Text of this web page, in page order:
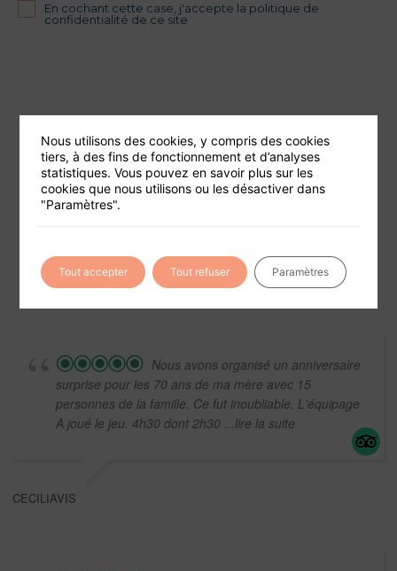
En cochant cette case, j'accepte la politique de
confidentialité de ce site
Foire aux questions
Mentions légales
Nous avons organisé un anniversaire
surprise pour les 70 ans de ma mère avec 15
personnes de la famille. Ce fut inoubliable. L'équipage
A joué le jeu. 4h30 dont 2h30 ...lire la suite
CECILIAVIS
Nous utilisons des cookies, y compris des cookies
tiers, à des fins de fonctionnement et d’analyses
statistiques. Vous pouvez en savoir plus sur les
cookies que nous utilisons ou les désactiver dans
"Paramètres".
Tout accepter Tout refuser Paramètres